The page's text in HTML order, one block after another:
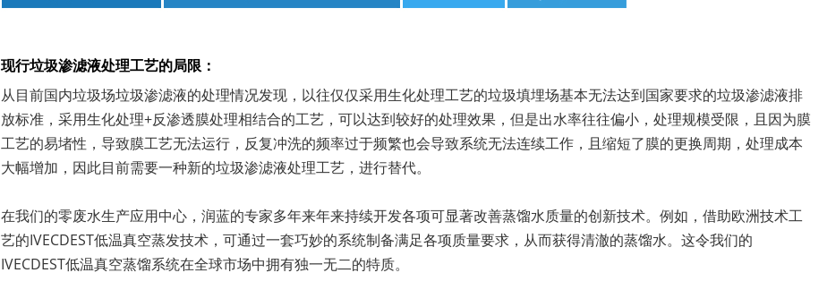
现行垃圾渗滤液处理工艺的局限：
从目前国内垃圾场垃圾渗滤液的处理情况发现，以往仅仅采用生化处理工艺的垃圾填埋场基本无法达到国家要求的垃圾渗滤液排
放标准，采用生化处理+反渗透膜处理相结合的工艺，可以达到较好的处理效果，但是出水率往往偏小，处理规模受限，且因为膜
工艺的易堵性，导致膜工艺无法运行，反复冲洗的频率过于频繁也会导致系统无法连续工作，且缩短了膜的更换周期，处理成本
大幅增加，因此目前需要一种新的垃圾渗滤液处理工艺，进行替代。
在我们的零废水生产应用中心，润蓝的专家多年来年来持续开发各项可显著改善蒸馏水质量的创新技术。例如，借助欧洲技术工
艺的IVECDEST低温真空蒸发技术，可通过一套巧妙的系统制备满足各项质量要求，从而获得清澈的蒸馏水。这令我们的
IVECDEST低温真空蒸馏系统在全球市场中拥有独一无二的特质。